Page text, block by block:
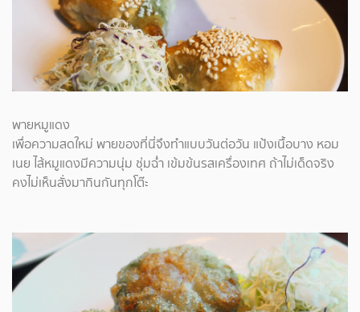
พายหมูแดง
เพื่อความสดใหม่ พายของที่นี่จึงทำแบบวันต่อวัน แป้งเนื้อบาง หอม
เนย ไส้หมูแดงมีความนุ่ม ชุ่มฉ่ำ เข้มข้นรสเครื่องเทศ ถ้าไม่เด็ดจริง
คงไม่เห็นสั่งมากินกันทุกโต๊ะ